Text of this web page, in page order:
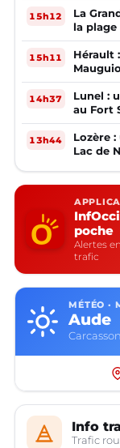
15h12
La
la plage
15h11
Hérault
Mauguio
14h37
Lunel :
au Fort
13h44
Lozère
Lac de
poche
Alertes
trafic
MÉTÉO ·
Aude
Info
Trafic